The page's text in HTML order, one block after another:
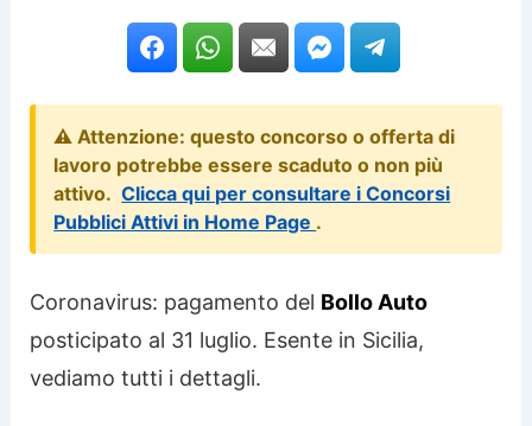
⚠️ Attenzione: questo concorso o offerta di
lavoro potrebbe essere scaduto o non più
attivo. Clicca qui per consultare i Concorsi
Pubblici Attivi in Home Page .
Coronavirus: pagamento del Bollo Auto
posticipato al 31 luglio. Esente in Sicilia,
vediamo tutti i dettagli.